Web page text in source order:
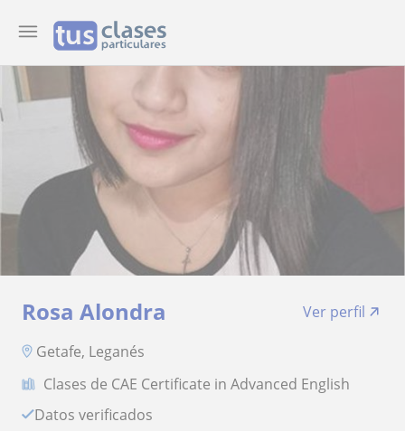
Rosa Alondra
Ver perfil
Getafe, Leganés
Clases de CAE Certificate in Advanced English
Datos verificados